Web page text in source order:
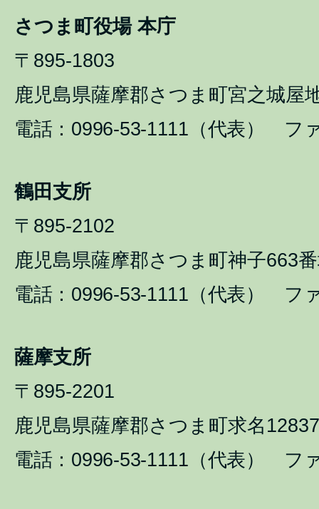
さつま町役場 本庁
〒895-1803
鹿児島県薩摩郡さつま町宮之城屋
電話：0996-53-1111（代表） フ
鶴田支所
〒895-2102
鹿児島県薩摩郡さつま町神子663
電話：0996-53-1111（代表） フ
薩摩支所
〒895-2201
鹿児島県薩摩郡さつま町求名
電話：0996-53-1111（代表） フ